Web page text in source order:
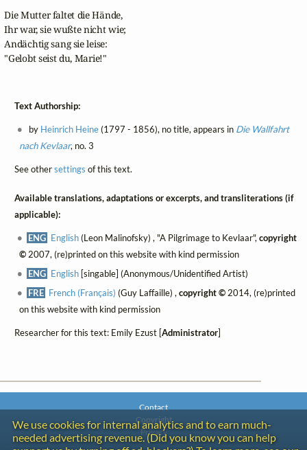
Die Mutter faltet die Hände,
Ihr war, sie wußte nicht wie;
Andächtig sang sie leise:
"Gelobt seist du, Marie!"
Text Authorship:
by Heinrich Heine(1797 - 1856), no title, appears in Die Wallfahrt
nach Kevlaar, no. 3
See othersettings of this text.
Available translations, adaptations or excerpts, and transliterations (if
applicable):
ENG English(Leon Malinofsky) , "A Pilgrimage to Kevlaar", copyright
©2007, (re)printed on this website with kind permission
ENG English[singable] (Anonymous/Unidentified Artist)
FRE French (Français) (Guy Laffaille) , copyright ©2014, (re)printed
on this website with kind permission
Researcher for this text: Emily Ezust [Administrator]
We use cookies for internal analytics and to earn much-
needed advertising revenue. (Did you know you can help
Contact
Copyright
Privacy